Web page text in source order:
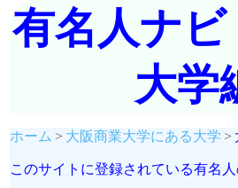
有名人ナ
大学
ホーム 大阪商業大学にある大学
このサイトに登録されている有名人